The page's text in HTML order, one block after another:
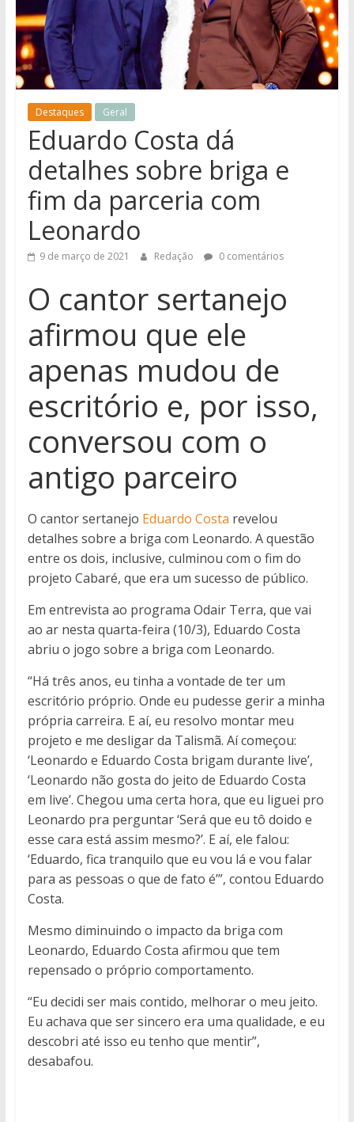
notícias
de
Iguatemi
e
região.
Destaques Geral
Eduardo Costa dá
detalhes sobre briga e
fim da parceria com
Leonardo
9 de março de 2021 Redação 0 comentários
O cantor sertanejo
afirmou que ele
apenas mudou de
escritório e, por isso,
conversou com o
antigo parceiro
O cantor sertanejo Eduardo Costa revelou
detalhes sobre a briga com Leonardo. A questão
entre os dois, inclusive, culminou com o fim do
projeto Cabaré, que era um sucesso de público.
Em entrevista ao programa Odair Terra, que vai
ao ar nesta quarta-feira (10/3), Eduardo Costa
abriu o jogo sobre a briga com Leonardo.
“Há três anos, eu tinha a vontade de ter um
escritório próprio. Onde eu pudesse gerir a minha
própria carreira. E aí, eu resolvo montar meu
projeto e me desligar da Talismã. Aí começou:
‘Leonardo e Eduardo Costa brigam durante live’,
‘Leonardo não gosta do jeito de Eduardo Costa
em live’. Chegou uma certa hora, que eu liguei pro
Leonardo pra perguntar ‘Será que eu tô doido e
esse cara está assim mesmo?’. E aí, ele falou:
‘Eduardo, fica tranquilo que eu vou lá e vou falar
para as pessoas o que de fato é’”, contou Eduardo
Costa.
Mesmo diminuindo o impacto da briga com
Leonardo, Eduardo Costa afirmou que tem
repensado o próprio comportamento.
“Eu decidi ser mais contido, melhorar o meu jeito.
Eu achava que ser sincero era uma qualidade, e eu
descobri até isso eu tenho que mentir”,
desabafou.